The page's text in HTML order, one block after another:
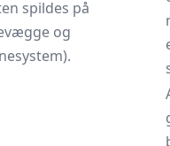
spildes på
og